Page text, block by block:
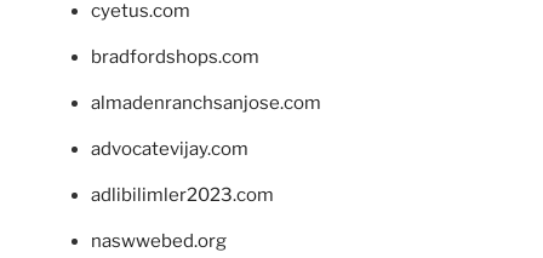
cyetus.com
bradfordshops.com
almadenranchsanjose.com
advocatevijay.com
adlibilimler2023.com
naswwebed.org